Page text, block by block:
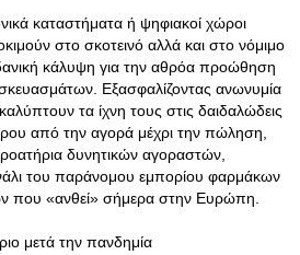
καταστήματα ή ψηφιακοί χώροι
στο σκοτεινό αλλά και στο νόμιμο
κάλυψη για την αθρόα προώθηση
Εξασφαλίζοντας ανωνυμία
τα ίχνη τους στις δαιδαλώδεις
από την αγορά μέχρι την πώληση,
δυνητικών αγοραστών,
του παράνομου εμπορίου φαρμάκων
που «ανθεί» σήμερα στην Ευρώπη.
μετά την πανδημία